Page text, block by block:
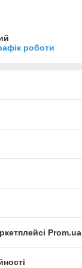
роботи
Prom.ua